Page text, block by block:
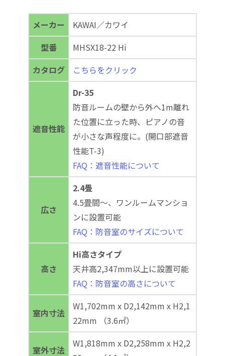
メーカー
KAWAI／カワイ
型番
MHSX18-22 Hi
カタログ
こちらをクリック
遮音性能
Dr-35
防音ルームの壁から外へ1m離れ
た位置に立った時、ピアノの音
が小さな声程度に。(開口部遮音
性能T-3)
FAQ：遮音性能について
広さ
2.4畳
4.5畳間～、ワンルームマンショ
ンに設置可能
FAQ：防音室のサイズについて
高さ
Hi高さタイプ
天井高2,347mm以上に設置可能
FAQ：防音室の高さについて
室内寸法
W1,702mm x D2,142mm x H2,1
22mm （3.6㎡）
室外寸法
W1,818mm x D2,258mm x H2,2